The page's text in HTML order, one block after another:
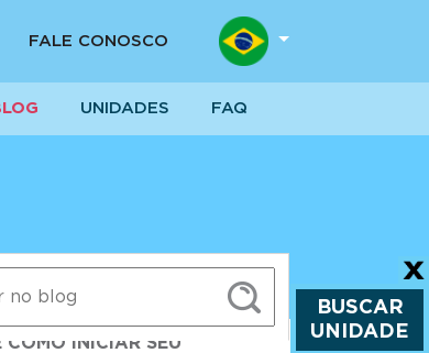
FALE CONOSCO
UNIDADES FAQ
INICIAR SEU
BUSCAR
UNIDADE